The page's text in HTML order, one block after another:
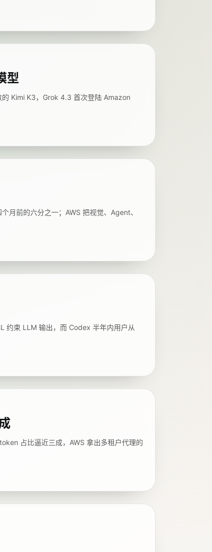
型
Kimi K3，Grok 4.3 首次登陆 Amazon
月前的六分之一；AWS 把视觉、Agent、
约束 LLM 输出，而 Codex 半年内用户从
占比逼近三成，AWS 拿出多租户代理的